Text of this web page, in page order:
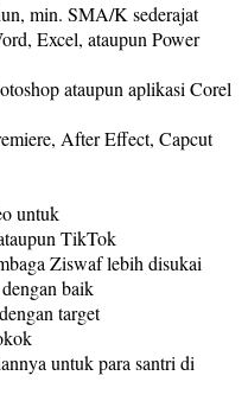
min. SMA/K sederajat
Excel, ataupun Power
ataupun aplikasi Corel
After Effect, Capcut
untuk
TikTok
Ziswaf lebih disukai
baik
target
untuk para santri di